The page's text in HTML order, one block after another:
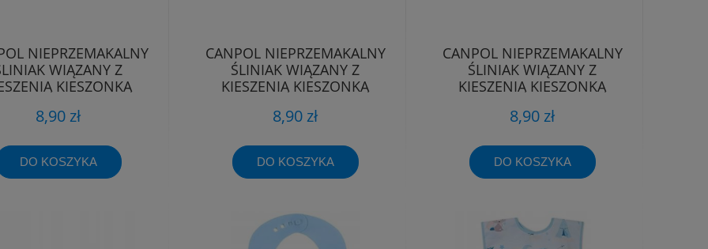
NIEPRZEMAKALNY
WIĄZANY Z
KIESZONKĄ
8,90 zł
DO KOSZYKA
CANPOL NIEPRZEMAKALNY
ŚLINIAK WIĄZANY Z
KIESZENIĄ KIESZONKĄ
8,90 zł
DO KOSZYKA
CANPOL NIEPRZEMAKALNY
ŚLINIAK WIĄZANY Z
KIESZENIĄ KIESZONKĄ
8,90 zł
DO KOSZYKA